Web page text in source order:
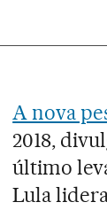
A nova
2018,
último
Lula